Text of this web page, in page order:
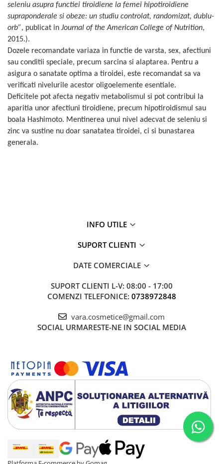
seleniu asupra functiei tiroidiene la femei hipotiroidiene
supraponderale si obeze: un studiu controlat, randomizat, dublu-
orb”, publicat in Journal of the American College of Nutrition,
2015.).
Dozele recomandate variaza in functie de varsta, sex, afectiuni
sau conditii speciale, precum sarcina si alaptarea. Pentru a
asigura o sanatate optima a tiroidei, este recomandat sa va
verificati nivelurile acestor oligoelemente esentiale.
Deficitele pot afecta negativ metabolismul si pot contribui la
aparitia unor afectiuni tiroidiene, precum hipotiroidismul sau
boala Hashimoto. Mentinerea unui nivel adecvat de seleniu si
zinc va sustine nu doar sanatatea tiroidei, ci si bunastarea
generala.
INFO UTILE
SUPORT CLIENTI
DATE COMERCIALE
SUPORT CLIENTI L-V: 08:00 - 17:00
COMENZI TELEFONICE: 0738972848
vara.cosmetice@gmail.com
SOCIAL URMARESTE-NE IN SOCIAL MEDIA